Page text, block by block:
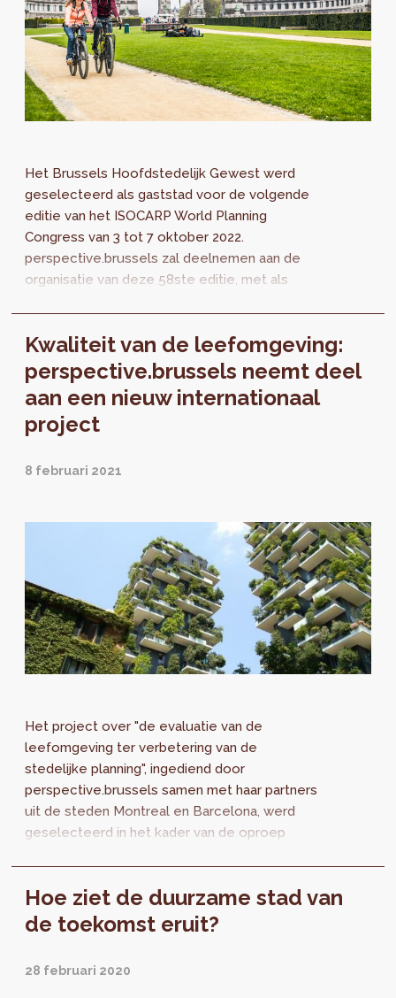
Het Brussels Hoofdstedelijk Gewest werd
geselecteerd als gaststad voor de volgende
editie van het ISOCARP World Planning
Congress van 3 tot 7 oktober 2022.
perspective.brussels zal deelnemen aan de
organisatie van deze 58ste editie, met als
Kwaliteit van de leefomgeving:
perspective.brussels neemt deel
aan een nieuw internationaal
project
8 februari 2021
Het project over "de evaluatie van de
leefomgeving ter verbetering van de
stedelijke planning", ingediend door
perspective.brussels samen met haar partners
uit de steden Montreal en Barcelona, werd
geselecteerd in het kader van de oproep
Hoe ziet de duurzame stad van
de toekomst eruit?
28 februari 2020